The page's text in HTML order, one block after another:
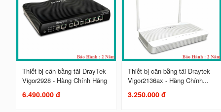
Thiết bị cân bằng tải DrayTek
Vigor2928 - Hàng Chính Hãng
6.490.000 đ
Thiết bị cân bằng tải Draytek
Vigor2136ax - Hàng Chính...
3.250.000 đ